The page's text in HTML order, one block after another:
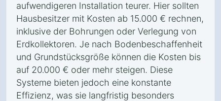
aufwendigeren Installation teurer. Hier sollten
Hausbesitzer mit Kosten ab 15.000 € rechnen,
inklusive der Bohrungen oder Verlegung von
Erdkollektoren. Je nach Bodenbeschaffenheit
und Grundstücksgröße können die Kosten bis
auf 20.000 € oder mehr steigen. Diese
Systeme bieten jedoch eine konstante
Effizienz, was sie langfristig besonders